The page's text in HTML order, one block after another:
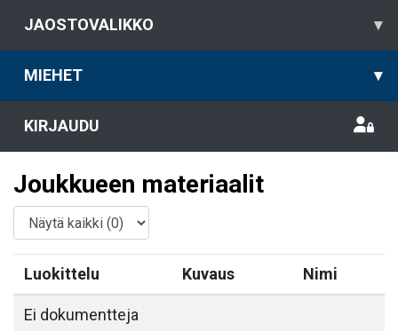
JAOSTOVALIKKO ▾
MIEHET ▾
KIRJAUDU
Joukkueen materiaalit
Luokittelu Kuvaus Nimi
Ei dokumentteja